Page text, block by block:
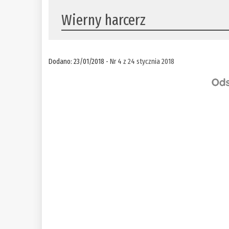
Wierny harcerz
Dodano: 23/01/2018 -Nr 4 z 24 stycznia 2018